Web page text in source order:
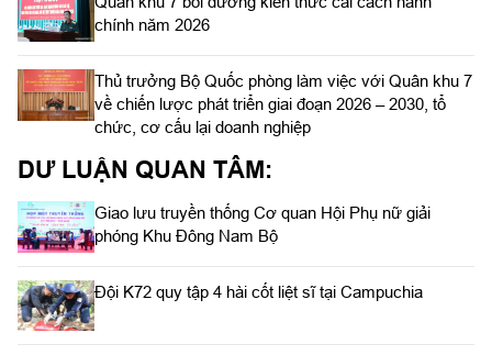
chính năm 2026
Thủ trưởng Bộ Quốc phòng làm việc với Quân khu 7
về chiến lược phát triển giai đoạn 2026 – 2030, tổ
chức, cơ cấu lại doanh nghiệp
DƯ LUẬN QUAN TÂM:
Giao lưu truyền thống Cơ quan Hội Phụ nữ giải
phóng Khu Đông Nam Bộ
Đội K72 quy tập 4 hài cốt liệt sĩ tại Campuchia